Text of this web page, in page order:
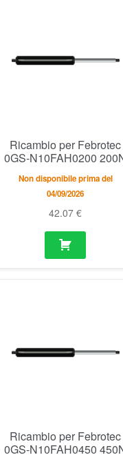
Ricambio per Febrotec
0GS-N10FAH0200
Non disponibile prima del
04/09/2026
42.07€
Ricambio per Febrotec
0GS-N10FAH0450